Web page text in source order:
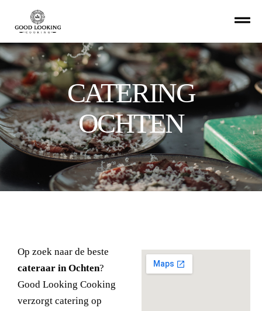
CATERING
OCHTEN
Op zoek naar de beste
cateraar in Ochten?
Good Looking Cooking
verzorgt catering op